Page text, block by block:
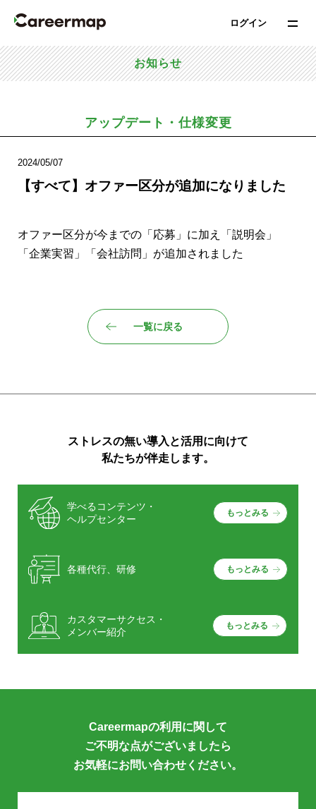
ログイン
お知らせ
アップデート・仕様変更
2024/05/07
【すべて】オファー区分が追加になりました
オファー区分が今までの「応募」に加え「説明会」
「企業実習」「会社訪問」が追加されました
一覧に戻る
ストレスの無い導入と活用に向けて
私たちが伴走します。
学べるコンテンツ・
ヘルプセンター
もっとみる
各種代行、研修 もっとみる
カスタマーサクセス・
メンバー紹介
もっとみる
Careermapの利用に関して
ご不明な点がございましたら
お気軽にお問い合わせください。